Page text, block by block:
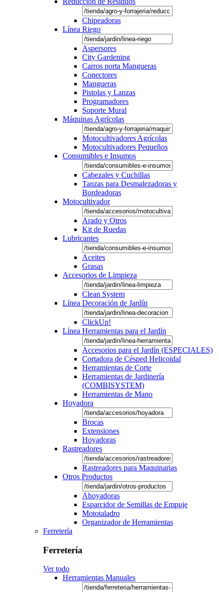
Chipeadoras
Línea Riego
Aspersores
City Gardening
Carros porta Mangueras
Conectores
Mangueras
Pistolas y Lanzas
Programadores
Soporte Mural
Máquinas Agrícolas
Motocultivadores Agrícolas
Motocultivadores Pequeños
Consumibles e Insumos
Cabezales y Cuchillas
Tanzas para Desmalezadoras y
Bordeadoras
Motocultivador
Arado y Otros
Kit de Ruedas
Lubricantes
Aceites
Grasas
Accesorios de Limpieza
Clean System
Línea Decoración de Jardín
ClickUp!
Línea Herramientas para el Jardín
Accesorios para el Jardín (ESPECIALES)
Cortadora de Césped Helicoidal
Herramientas de Corte
Herramientas de Jardinería
(COMBISYSTEM)
Herramientas de Mano
Hoyadora
Brocas
Extensiones
Hoyadoras
Rastreadores
Rastreadores para Maquinarias
Otros Productos
Ahoyadoras
Esparcidor de Semillas de Empuje
Mototaladro
Organizador de Herramientas
Ferretería
Ferretería
Ver todo
Herramientas Manuales